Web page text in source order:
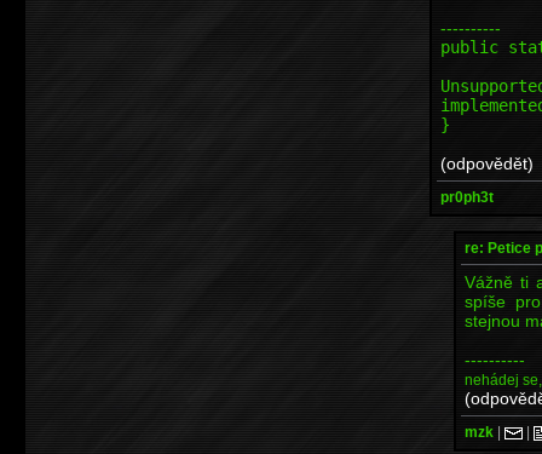
----------
public
}
(odpovědět)
pr0ph3t
re: Petice
Vážně ti
spíše
stejnou
----------
nehádej
mzk | |